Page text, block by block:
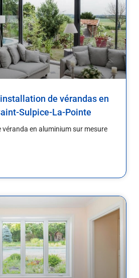
de vérandas en
Sulpice-La-Pointe
véranda en aluminium sur mesure